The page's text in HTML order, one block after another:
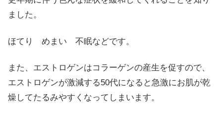
ました。
ほてり めまい 不眠などです。
また、エストロゲンはコラーゲンの産生を促すので、
エストロゲンが激減する50代になると急激にお肌が乾
燥してたるみやすくなってしまいます。